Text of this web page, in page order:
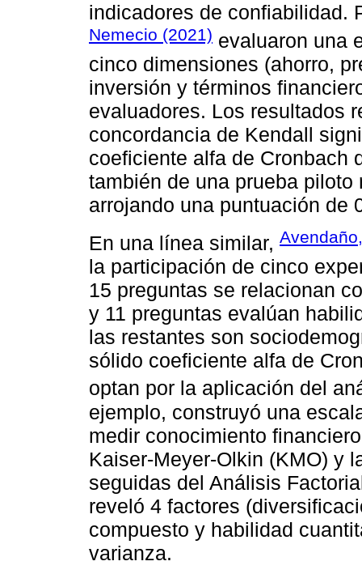
indicadores de confiabilidad.
Nemecio (2021) evaluaron una
cinco dimensiones (ahorro,
inversión y términos
evaluadores. Los resultados
concordancia de Kendall
coeficiente alfa de Cronbach
también de una prueba
arrojando una puntuación de
En una línea similar,
la participación de cinco
15 preguntas se relacionan
y 11 preguntas evalúan
las restantes son
sólido coeficiente alfa de
optan por la aplicación del
ejemplo, construyó una
medir conocimiento
Kaiser-Meyer-Olkin (KMO) y
seguidas del Análisis
reveló 4 factores
compuesto y habilidad
varianza.